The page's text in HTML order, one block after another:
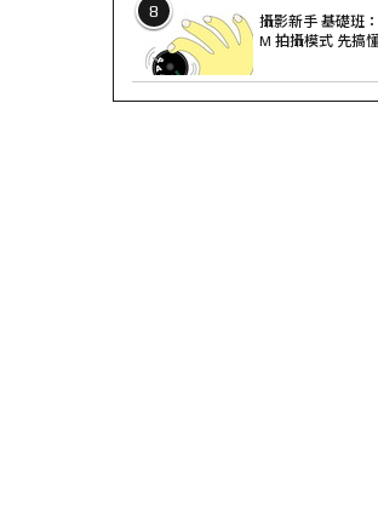
8
攝影新手 基礎班
M 拍攝模式 先搞